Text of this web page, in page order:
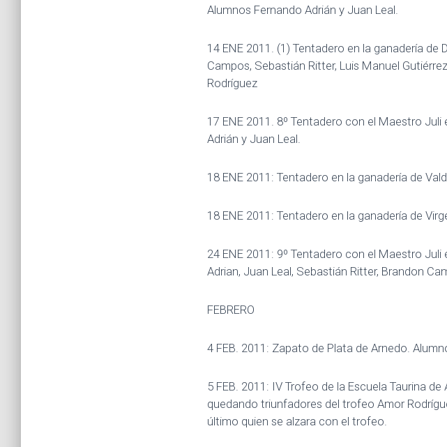
Alumnos Fernando Adrián y Juan Leal.
14 ENE 2011. (1) Tentadero en la ganadería
Campos, Sebastián Ritter, Luis Manuel
Rodríguez
17 ENE 2011. 8º Tentadero con el Maestro
Adrián y Juan Leal.
18 ENE 2011: Tentadero en la ganadería de
18 ENE 2011: Tentadero en la ganadería de
24 ENE 2011: 9º Tentadero con el Maestro
Adrian, Juan Leal, Sebastián Ritter, Brandon
FEBRERO
4 FEB. 2011: Zapato de Plata de Arnedo.
5 FEB. 2011: IV Trofeo de la Escuela Taurina
quedando triunfadores del trofeo Amor
último quien se alzara con el trofeo.